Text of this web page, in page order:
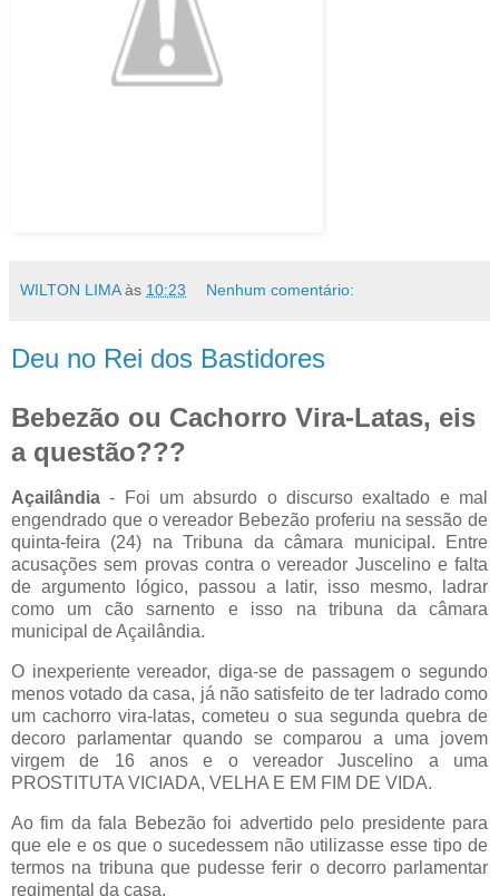
WILTON LIMA às 10:23 Nenhum comentário:
Deu no Rei dos Bastidores
Bebezão ou Cachorro Vira-Latas, eis
a questão???
Açailândia - Foi um absurdo o discurso exaltado e mal
engendrado que o vereador Bebezão proferiu na sessão de
quinta-feira (24) na Tribuna da câmara municipal. Entre
acusações sem provas contra o vereador Juscelino e falta
de argumento lógico, passou a latir, isso mesmo, ladrar
como um cão sarnento e isso na tribuna da câmara
municipal de Açailândia.
O inexperiente vereador, diga-se de passagem o segundo
menos votado da casa, já não satisfeito de ter ladrado como
um cachorro vira-latas, cometeu o sua segunda quebra de
decoro parlamentar quando se comparou a uma jovem
virgem de 16 anos e o vereador Juscelino a uma
PROSTITUTA VICIADA, VELHA E EM FIM DE VIDA.
Ao fim da fala Bebezão foi advertido pelo presidente para
que ele e os que o sucedessem não utilizasse esse tipo de
termos na tribuna que pudesse ferir o decorro parlamentar
regimental da casa.